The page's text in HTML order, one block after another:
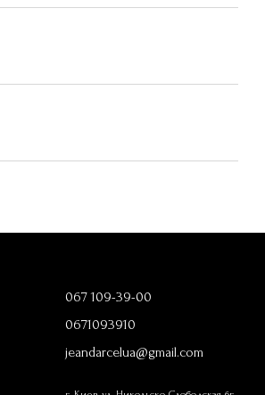
067 109-39-00
0671093910
jeandarcelua@gmail.com